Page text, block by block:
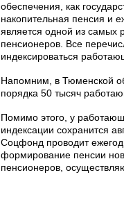
обеспечения, как
накопительная пенсия и
является одной из самых
пенсионеров. Все
индексироваться
Напомним, в Тюменской
порядка 50 тысяч
Помимо этого, у
индексации сохранится
Соцфонд проводит
формирование пенсии
пенсионеров,